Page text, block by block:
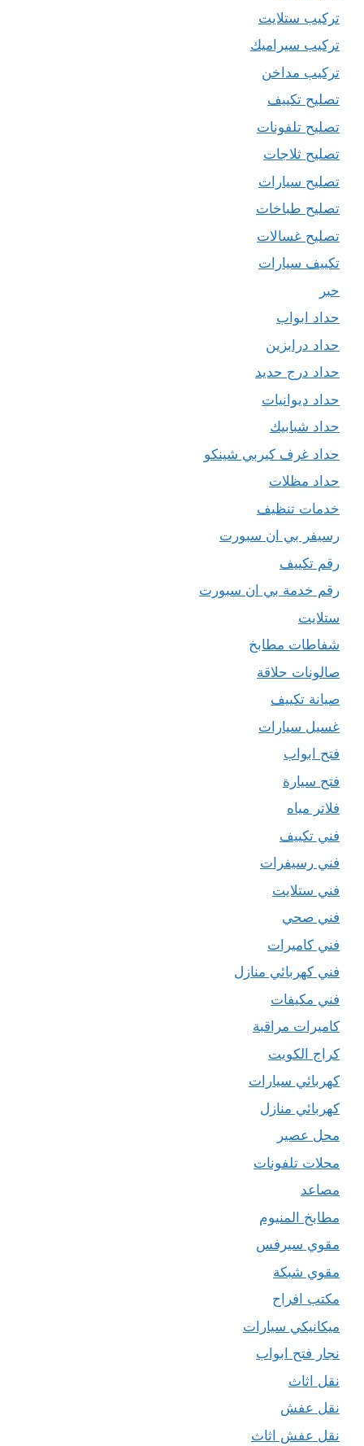
تركيب ستلايت
تركيب سيراميك
تركيب مداخن
تصليح تكييف
تصليح تلفونات
تصليح ثلاجات
تصليح سيارات
تصليح طباخات
تصليح غسالات
تكييف سيارات
حبر
حداد ابواب
حداد درابزين
حداد درج حديد
حداد ديوانيات
حداد شبابيك
حداد غرف كيربي شينكو
حداد مظلات
خدمات تنظيف
رسيفر بي ان سبورت
رقم تكييف
رقم خدمة بي ان سبورت
ستلايت
شفاطات مطابخ
صالونات حلاقة
صيانة تكييف
غسيل سيارات
فتح ابواب
فتح سيارة
فلاتر مياه
فني تكييف
فني رسيفرات
فني ستلايت
فني صحي
فني كاميرات
فني كهربائي منازل
فني مكيفات
كاميرات مراقبة
كراج الكويت
كهربائي سيارات
كهربائي منازل
محل عصير
محلات تلفونات
مصاعد
مطابخ المنيوم
مقوي سيرفس
مقوي شبكة
مكتب افراح
ميكانيكي سيارات
نجار فتح ابواب
نقل اثاث
نقل عفش
نقل عفش اثاث